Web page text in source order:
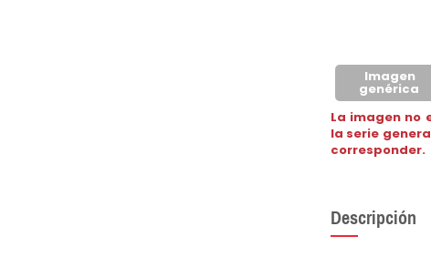
Imagen
genérica
La imagen no
la serie
corresponder.
Descripción